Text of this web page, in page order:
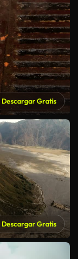
Descargar Gratis
Descargar Gratis